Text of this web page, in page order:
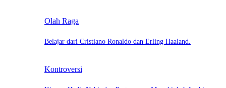
Olah Raga
Belajar dari Cristiano Ronaldo dan Erling Haaland.
Kontroversi